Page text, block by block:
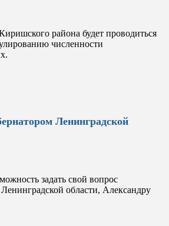
района будет проводиться
численности
Ленинградской
задать свой вопрос
области, Александру